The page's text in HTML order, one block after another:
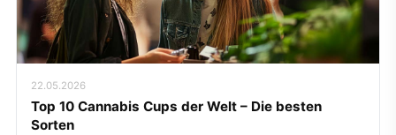
22.05.2026
Top 10 Cannabis Cups der Welt – Die besten
Sorten